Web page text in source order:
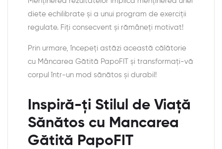
diete echilibrate și a unui program de exerciții
regulate. Fiți consecvent și rămâneți motivat!
Prin urmare, începeți astăzi această călătorie
cu Mâncarea Gătită PapoFIT și transformați-vă
corpul într-un mod sănătos și durabil!
Inspiră-ți Stilul de Viață
Sănătos cu Mancarea
Gătită PapoFIT